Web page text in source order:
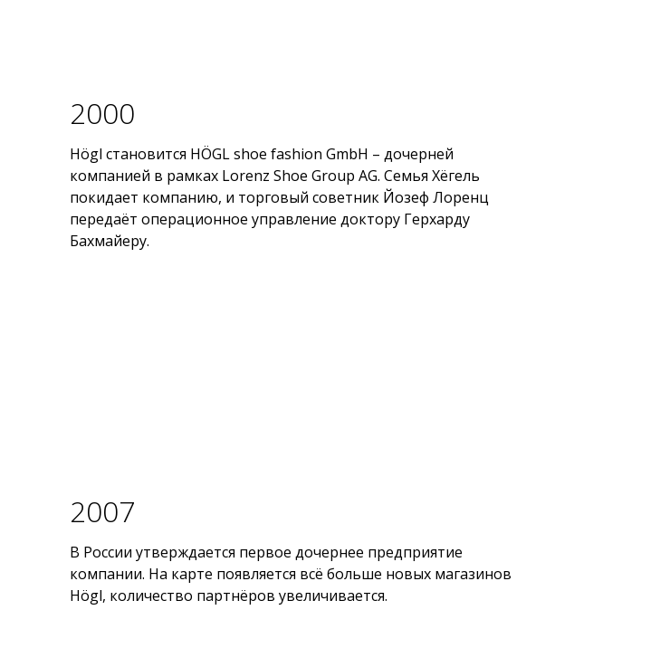
2000
Högl становится HÖGL shoe fashion GmbH – дочерней
компанией в рамках Lorenz Shoe Group AG. Семья Хёгель
покидает компанию, и торговый советник Йозеф Лоренц
передаёт операционное управление доктору Герхарду
Бахмайеру.
2007
В России утверждается первое дочернее предприятие
компании. На карте появляется всё больше новых магазинов
Högl, количество партнёров увеличивается.